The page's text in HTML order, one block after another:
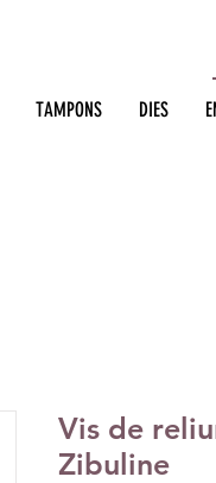
TAMPONS DIES
Vis de
Zibuline